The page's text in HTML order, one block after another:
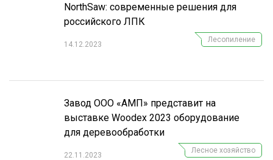
NorthSaw: современные решения для
российского ЛПК
14.12.2023
Лесопиление
Завод ООО «АМП» представит на
выставке Woodex 2023 оборудование
для деревообработки
22.11.2023
Лесное хозяйство